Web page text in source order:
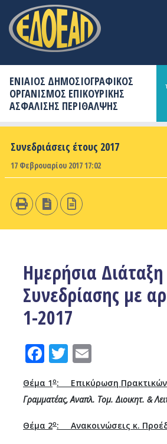
ΕΝΙΑΙΟΣ ΔΗΜΟΣΙΟΓΡΑΦΙΚΟΣ
ΟΡΓΑΝΙΣΜΟΣ ΕΠΙΚΟΥΡΙΚΗΣ
ΑΣΦΑΛΙΣΗΣ ΠΕΡΙΘΑΛΨΗΣ
Συνεδριάσεις έτους 2017
17 Φεβρουαρίου 2017 17:02
Ημερήσια
Συνεδρίασης με
1-2017
Facebook
Twitter
Θέμα 1ο: Επικύρωση Πρακτικών
Γραμματέας, Αναπλ. Τομ. Διοικητ. &
Θέμα 2ο: Ανακοινώσεις κ.